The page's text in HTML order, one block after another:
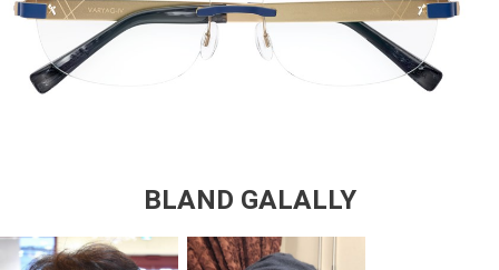
BLAND GALALLY